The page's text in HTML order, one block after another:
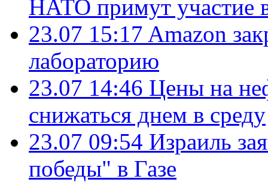
НАТО примут участие
23.07 15:17 Amazon
лабораторию
23.07 14:46 Цены на
снижаться днем в среду
23.07 09:54 Израиль
победы" в Газе